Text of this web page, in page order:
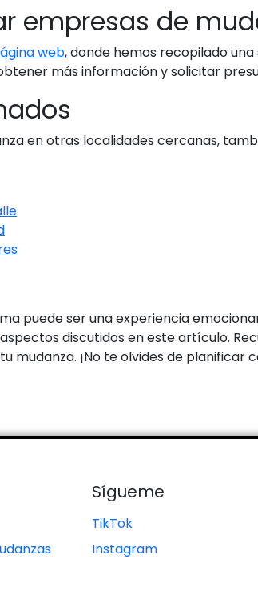
empresas de
web, donde hemos recopilado
más información y solicitar
en otras localidades cercanas,
puede ser una experiencia
discutidos en este artículo.
mudanza. ¡No te olvides de
Sígueme
TikTok
Instagram